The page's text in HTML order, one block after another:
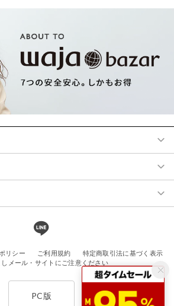
リシー ご利用規約
特定商取引法に基づく表示
メール・サイトにご注意ください
PC版